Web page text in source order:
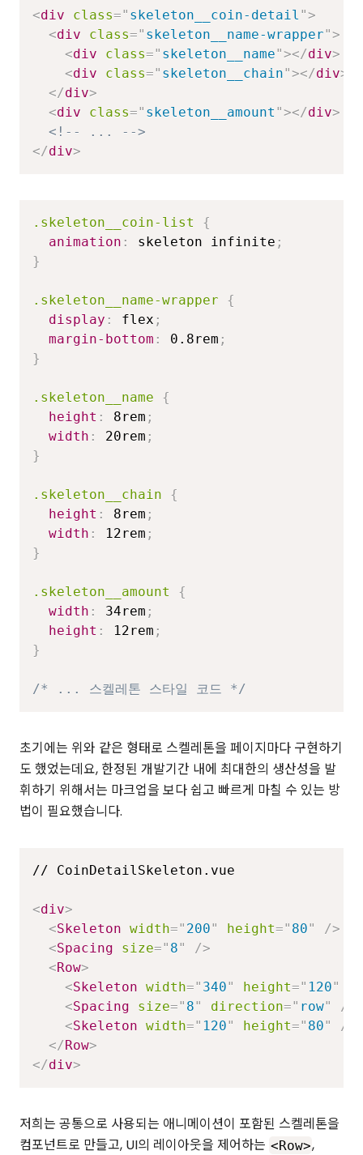
<div class=" skeleton__coin-detail ">
<div class=" skeleton__name-wrapper">
<div class=" skeleton__name"></div>
<div class=" skeleton__chain"></div>
</div>
<div class=" skeleton__amount "></div>
<!-- ... -->
</div>
.skeleton__coin-list
{
animation : skeleton infinite ;
}
.skeleton__name-wrapper
{
display : flex ;
margin-bottom : 0.8rem ;
}
.skeleton__name
{
height : 8rem ;
width : 20rem ;
}
.skeleton__chain
{
height : 8rem ;
width : 12rem ;
}
.skeleton__amount
{
width : 34rem ;
height : 12rem ;
}
/* ... 스켈레톤 스타일 코드 */
초기에는 위와 같은 형태로 스켈레톤을 페이지마다 구현하기
도 했었는데요, 한정된 개발기간 내에 최대한의 생산성을 발
휘하기 위해서는 마크업을 보다 쉽고 빠르게 마칠 수 있는 방
법이 필요했습니다.
// CoinDetailSkeleton.vue
<div>
<Skeleton width=" 200" height=" 80"
/>
<Spacing size=" 8"
/>
<Row>
<Skeleton width=" 340" height=" 120"
<Spacing size=" 8" direction=" row"
/>
<Skeleton width=" 120" height=" 80"
/>
</ Row>
</div>
저희는 공통으로 사용되는 애니메이션이 포함된 스켈레톤을
컴포넌트로 만들고, UI의 레이아웃을 제어하는 <Row>,